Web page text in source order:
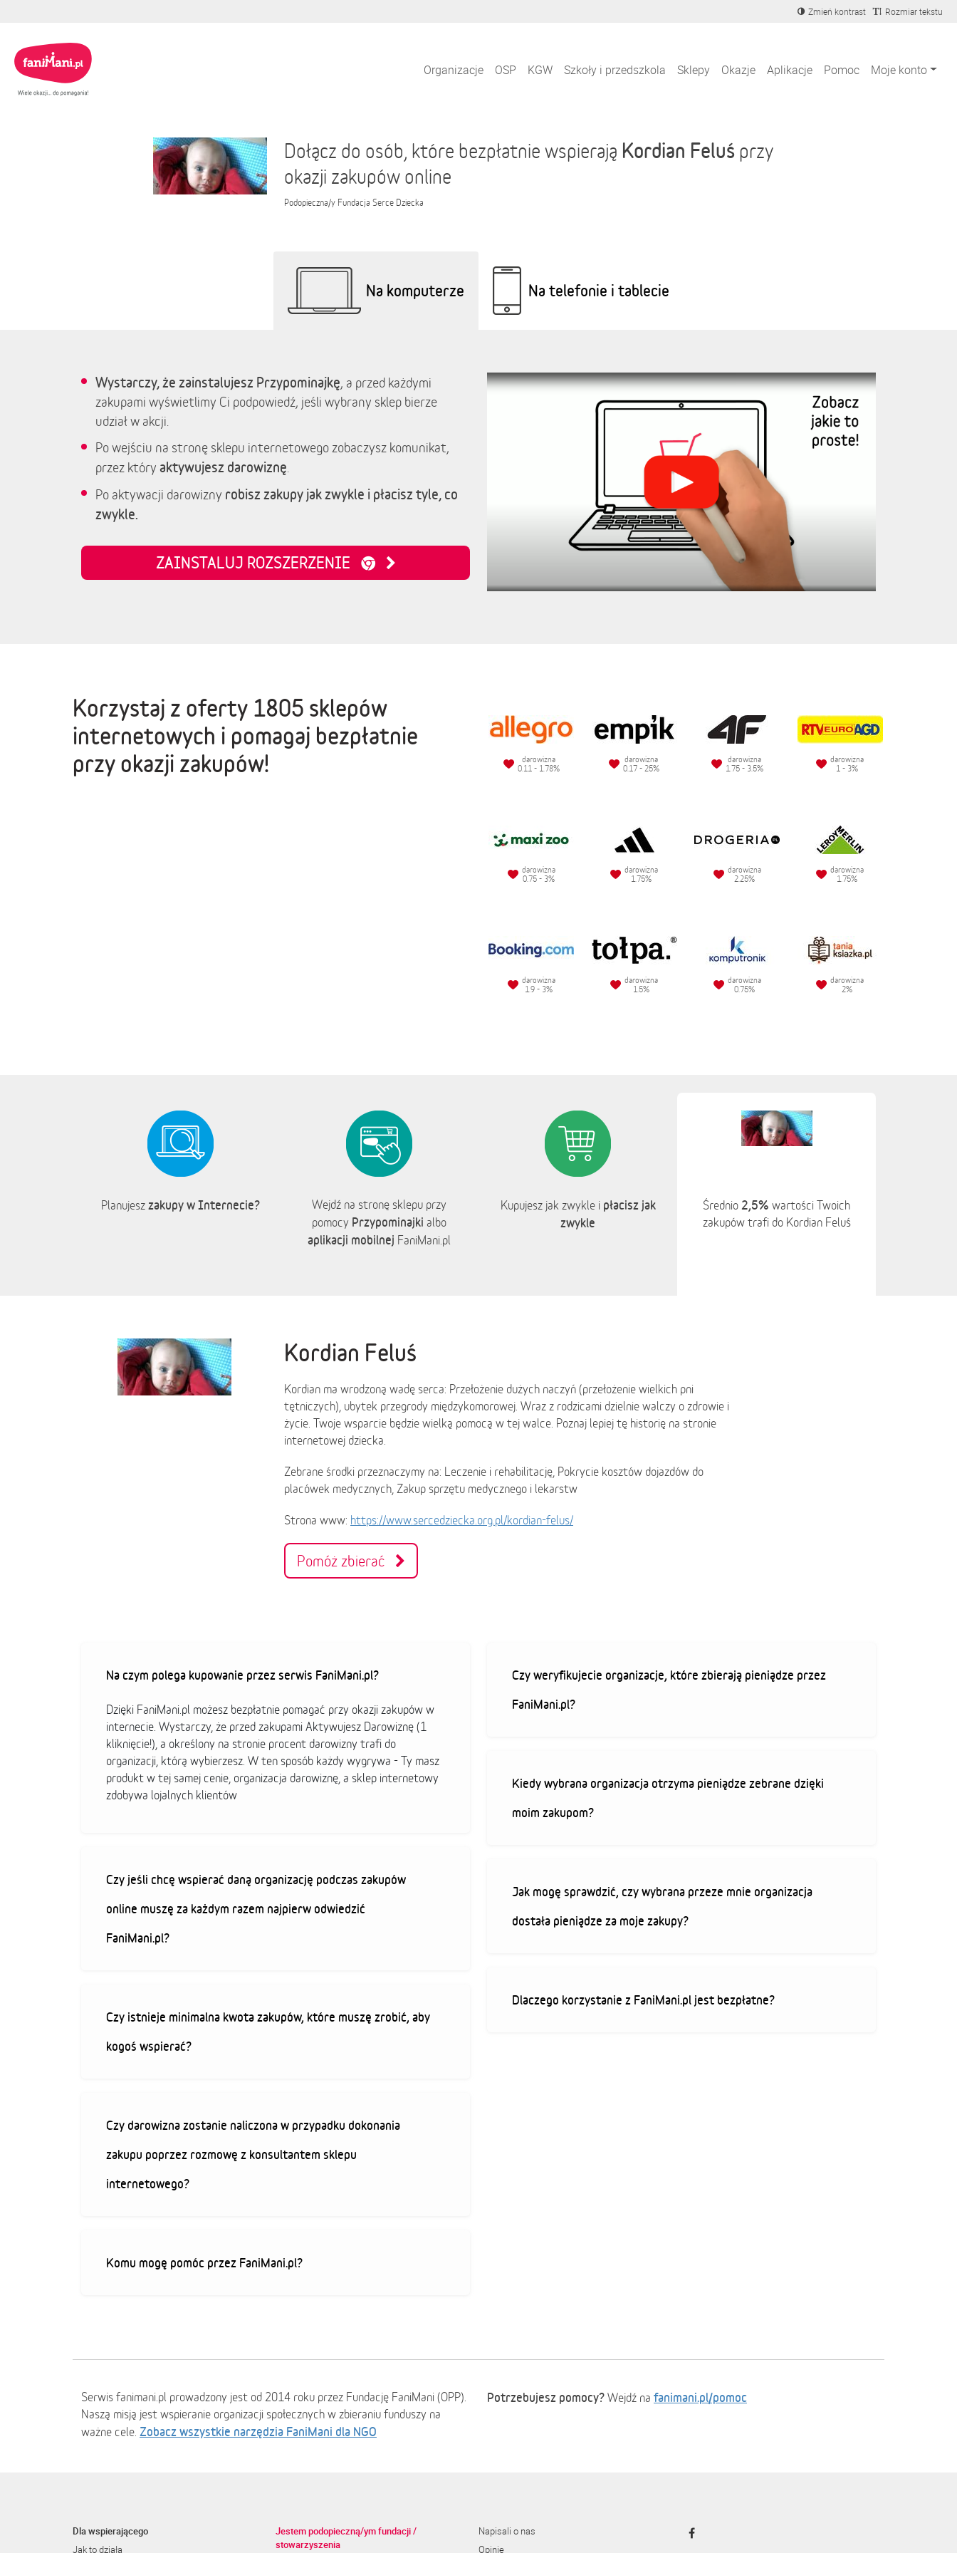
Zmień kontrast Rozmiar tekstu
Organizacje OSP KGW Szkoły i przedszkola Sklepy Okazje Aplikacje Pomoc Moje konto
Dołącz do osób, które bezpłatnie wspierają Kordian Feluś przy
okazji zakupów online
Podopieczna/y Fundacja Serce Dziecka
Na komputerze Na telefonie i tablecie
Wystarczy, że zainstalujesz Przypominajkę, a przed każdymi
zakupami wyświetlimy Ci podpowiedź, jeśli wybrany sklep bierze
udział w akcji.
Po wejściu na stronę sklepu internetowego zobaczysz komunikat,
przez który aktywujesz darowiznę
Po aktywacji darowizny robisz zakupy jak zwykle i płacisz tyle, co
zwykle.
ZAINSTALUJ ROZSZERZENIE
Korzystaj z oferty 1805 sklepów
internetowych i pomagaj bezpłatnie
przy okazji zakupów!
darowizna
0.11 - 1.78%
darowizna
0.17 - 25%
darowizna
1.75 - 3.5%
darowizna
1 - 3%
darowizna
0.75 - 3%
darowizna
1.75%
darowizna
2.25%
darowizna
1.75%
darowizna
1.9 - 3%
darowizna
1.5%
darowizna
0.75%
darowizna
2%
Planujesz zakupy w Internecie?
Wejdź na stronę sklepu przy
pomocy Przypominajki albo
aplikacji mobilnej FaniMani.pl
Kupujesz jak zwykle i płacisz jak
zwykle
Średnio 2,5% wartości Twoich
zakupów trafi do Kordian Feluś
Kordian Feluś
Kordian ma wrodzoną wadę serca: Przełożenie dużych naczyń (przełożenie wielkich pni
tętniczych), ubytek przegrody międzykomorowej. Wraz z rodzicami dzielnie walczy o zdrowie i
życie. Twoje wsparcie będzie wielką pomocą w tej walce. Poznaj lepiej tę historię na stronie
internetowej dziecka.
Zebrane środki przeznaczymy na: Leczenie i rehabilitację, Pokrycie kosztów dojazdów do
placówek medycznych, Zakup sprzętu medycznego i lekarstw
Strona www: https://www.sercedziecka.org.pl/kordian-felus/
Pomóż zbierać
Na czym polega kupowanie przez serwis FaniMani.pl?
Dzięki FaniMani.pl możesz bezpłatnie pomagać przy okazji zakupów w
internecie. Wystarczy, że przed zakupami Aktywujesz Darowiznę (1
kliknięcie!), a określony na stronie procent darowizny trafi do
organizacji, którą wybierzesz. W ten sposób każdy wygrywa - Ty masz
produkt w tej samej cenie, organizacja darowiznę, a sklep internetowy
zdobywa lojalnych klientów
Czy jeśli chcę wspierać daną organizację podczas zakupów
online muszę za każdym razem najpierw odwiedzić
FaniMani.pl?
Czy istnieje minimalna kwota zakupów, które muszę zrobić, aby
kogoś wspierać?
Czy darowizna zostanie naliczona w przypadku dokonania
zakupu poprzez rozmowę z konsultantem sklepu
internetowego?
Komu mogę pomóc przez FaniMani.pl?
Czy weryfikujecie organizacje, które zbierają pieniądze przez
FaniMani.pl?
Kiedy wybrana organizacja otrzyma pieniądze zebrane dzięki
moim zakupom?
Jak mogę sprawdzić, czy wybrana przeze mnie organizacja
dostała pieniądze za moje zakupy?
Dlaczego korzystanie z FaniMani.pl jest bezpłatne?
Serwis fanimani.pl prowadzony jest od 2014 roku przez Fundację FaniMani (OPP).
Naszą misją jest wspieranie organizacji społecznych w zbieraniu funduszy na
ważne cele. Zobacz wszystkie narzędzia FaniMani dla NGO
Potrzebujesz pomocy? Wejdź na fanimani.pl/pomoc
Dla wspierającego
Jak to działa
Jestem podopieczną/ym fundacji /
stowarzyszenia
Napisali o nas
Opinie